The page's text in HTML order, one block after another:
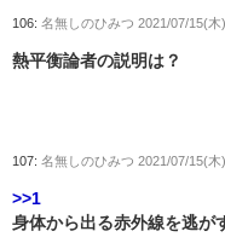
106: 名無しのひみつ 2021/07/15(
熱平衡論者の説明は？
107: 名無しのひみつ 2021/07/15(木
>>1
身体から出る赤外線を逃が